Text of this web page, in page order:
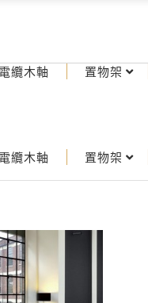
纜木軸 置物架
纜木軸 置物架